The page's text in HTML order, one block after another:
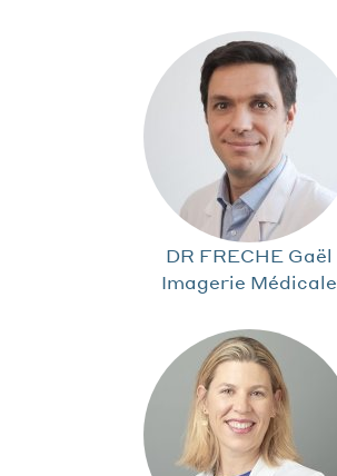
DR FRECHE Gaël
Imagerie Médicale